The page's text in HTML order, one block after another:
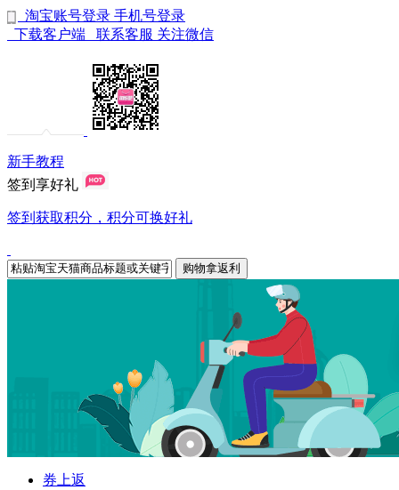
淘宝账号登录 手机号登录
下载客户端
联系客服 关注微信
新手教程
签到享好礼
签到获取积分，积分可换好礼
购物拿返利
券上返